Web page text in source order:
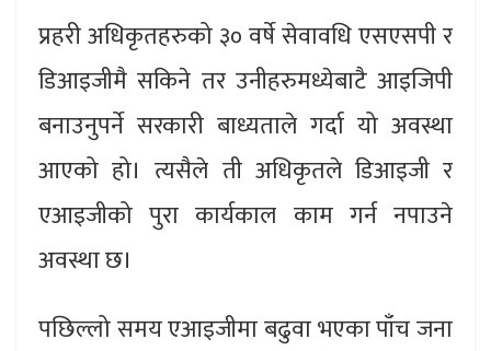
प्रहरी अधिकृतहरुको ३० वर्षे सेवावधि एसएसपी र
डिआइजीमै सकिने तर उनीहरुमध्येबाटै आइजिपी
बनाउनुपर्ने सरकारी बाध्यताले गर्दा यो अवस्था
आएको हो। त्यसैले ती अधिकृतले डिआइजी र
एआइजीको पुरा कार्यकाल काम गर्न नपाउने
अवस्था छ।
पछिल्लो समय एआइजीमा बढुवा भएका पाँच जना